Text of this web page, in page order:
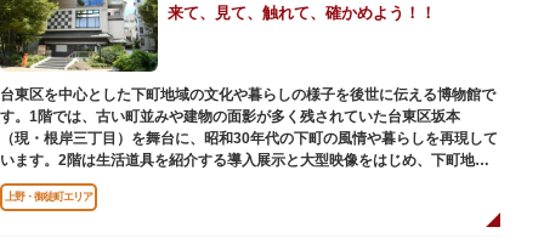
来て、見て、触れて、確かめよう！！
台東区を中心とした下町地域の文化や暮らしの様子を後世に伝える博物館で
す。1階では、古い町並みや建物の面影が多く残されていた台東区坂本
（現・根岸三丁目）を舞台に、昭和30年代の下町の風情や暮らしを再現して
います。2階は生活道具を紹介する導入展示と大型映像をはじめ、下町地域
の歴史や出来事をたどることのできる資料を展示しています。また3階には
企画展示室と、道具や玩具を体験し、調べることができるしたまち情報コー
上野・御徒町エリア